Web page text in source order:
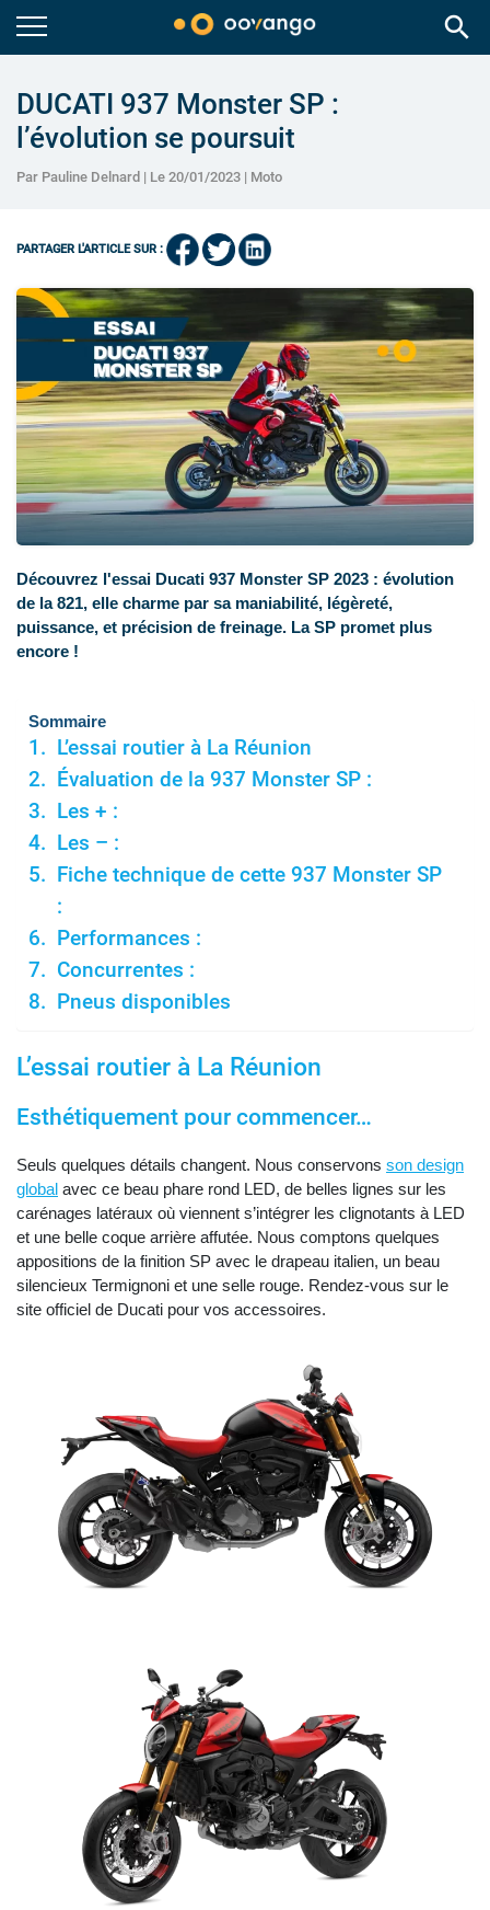
search
DUCATI 937 Monster SP :
l’évolution se poursuit
Par Pauline Delnard | Le 20/01/2023 | Moto
PARTAGER L'ARTICLE SUR :
Découvrez l'essai Ducati 937 Monster SP 2023 : évolution
de la 821, elle charme par sa maniabilité, légèreté,
puissance, et précision de freinage. La SP promet plus
encore !
Sommaire
L’essai routier à La Réunion
Évaluation de la 937 Monster SP :
Les + :
Les – :
Fiche technique de cette 937 Monster SP
:
Performances :
Concurrentes :
Pneus disponibles
L’essai routier à La Réunion
Esthétiquement pour commencer…
Seuls quelques détails changent. Nous conservons son design
global avec ce beau phare rond LED, de belles lignes sur les
carénages latéraux où viennent s’intégrer les clignotants à LED
et une belle coque arrière affutée. Nous comptons quelques
appositions de la finition SP avec le drapeau italien, un beau
silencieux Termignoni et une selle rouge. Rendez-vous sur le
site officiel de Ducati pour vos accessoires.